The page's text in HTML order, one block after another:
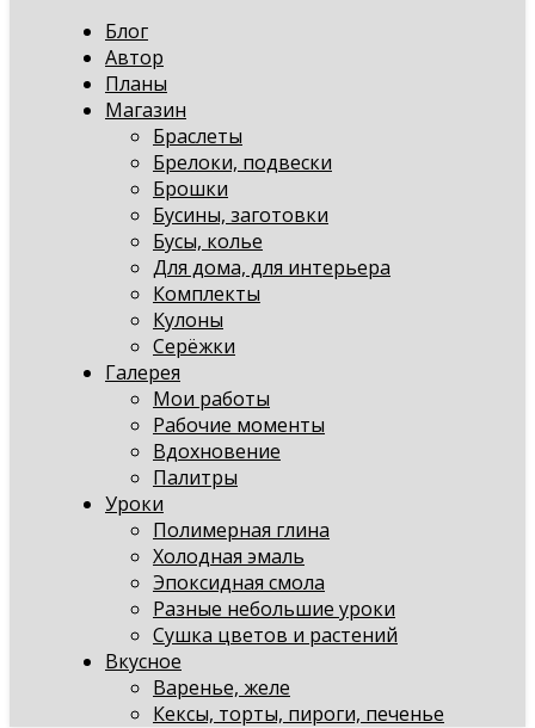
Блог
Автор
Планы
Магазин
Браслеты
Брелоки, подвески
Брошки
Бусины, заготовки
Бусы, колье
Для дома, для интерьера
Комплекты
Кулоны
Серёжки
Галерея
Мои работы
Рабочие моменты
Вдохновение
Палитры
Уроки
Полимерная глина
Холодная эмаль
Эпоксидная смола
Разные небольшие уроки
Сушка цветов и растений
Вкусное
Варенье, желе
Кексы, торты, пироги, печенье